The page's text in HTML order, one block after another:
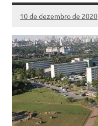
10 de dezembro de 2020